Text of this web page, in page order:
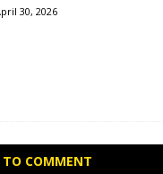
30, 2026
TO COMMENT